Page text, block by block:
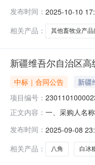
目联系电话:/采
发布时间： 2025-10-10
相关产品：
其他畜牧业产品
新疆维吾尔自治区
中标｜合同公告
新疆
项目编号：
正文内容： 一、采购人名
他畜牧业产品
发布时间： 2025-09-08
相关产品：
八角 白冰